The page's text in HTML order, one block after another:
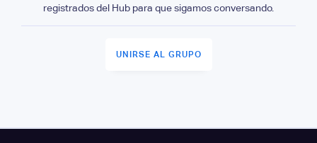
registrados del Hub para que sigamos conversando.
UNIRSE AL GRUPO